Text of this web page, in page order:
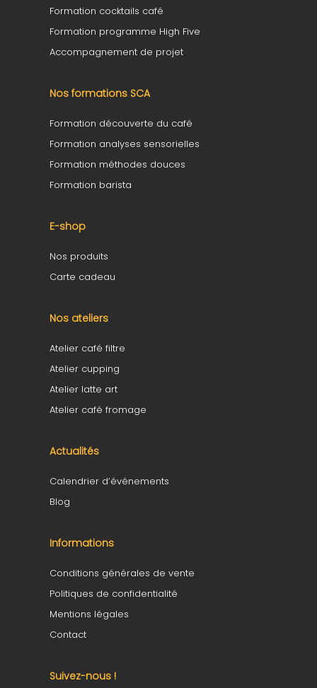
Formation cocktails café
Formation programme High Five
Accompagnement de projet
Nos formations SCA
Formation découverte du café
Formation analyses sensorielles
Formation méthodes douces
Formation barista
E-shop
Nos produits
Carte cadeau
Nos ateliers
Atelier café filtre
Atelier cupping
Atelier latte art
Atelier café fromage
Actualités
Calendrier d’événements
Blog
Informations
Conditions générales de vente
Politiques de confidentialité
Mentions légales
Contact
Suivez-nous !